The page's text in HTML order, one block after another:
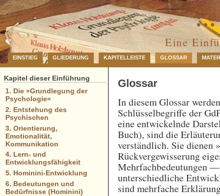
…
Eine
EINSTIEG GLIEDERUNG KAPITELLEISTE GLOSSAR
Glossar
In diesem Glossar
Schlüsselbegriffe der
eine entwickelnde
Buch), sind die
verständlich. Sie dienen
Rückvergewisserung
Mehrfachbedeutungen
unterschiedliche
sind mehrfache
Kapitel dieser Einführung
1. Die »Grundlegung der
Psychologie«
2. Entstehung des
Psychischen
3. Orientierung,
Emotionalität,
Kommunikation
4. Lern- und
Entwicklungsfähigkeit
5. Hominini-Entwicklung
6. Bedeutungen und
Bedürfnisse (Hominini)